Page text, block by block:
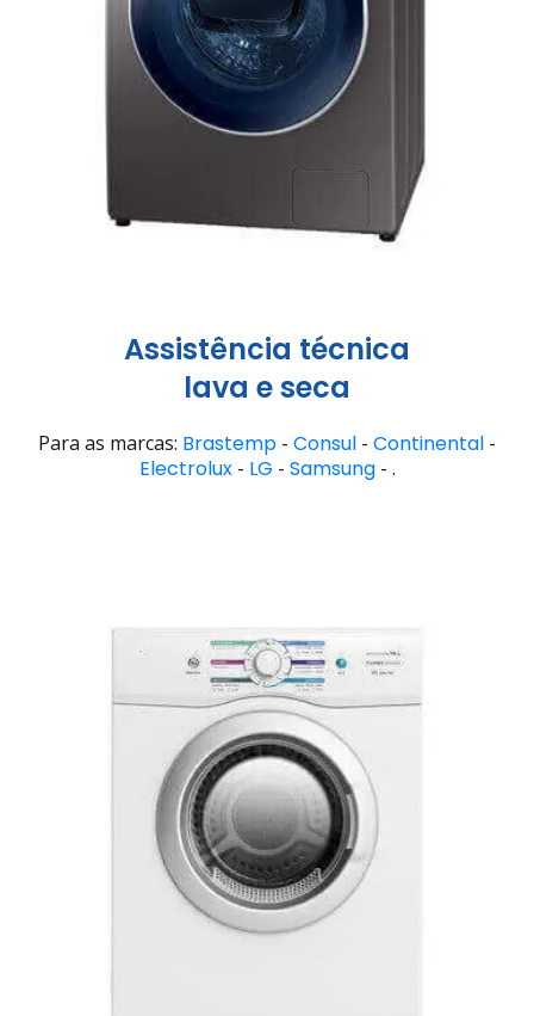
Assistência técnica
lava e seca
Para as marcas: Brastemp - Consul - Continental -
Electrolux- LG - Samsung- .